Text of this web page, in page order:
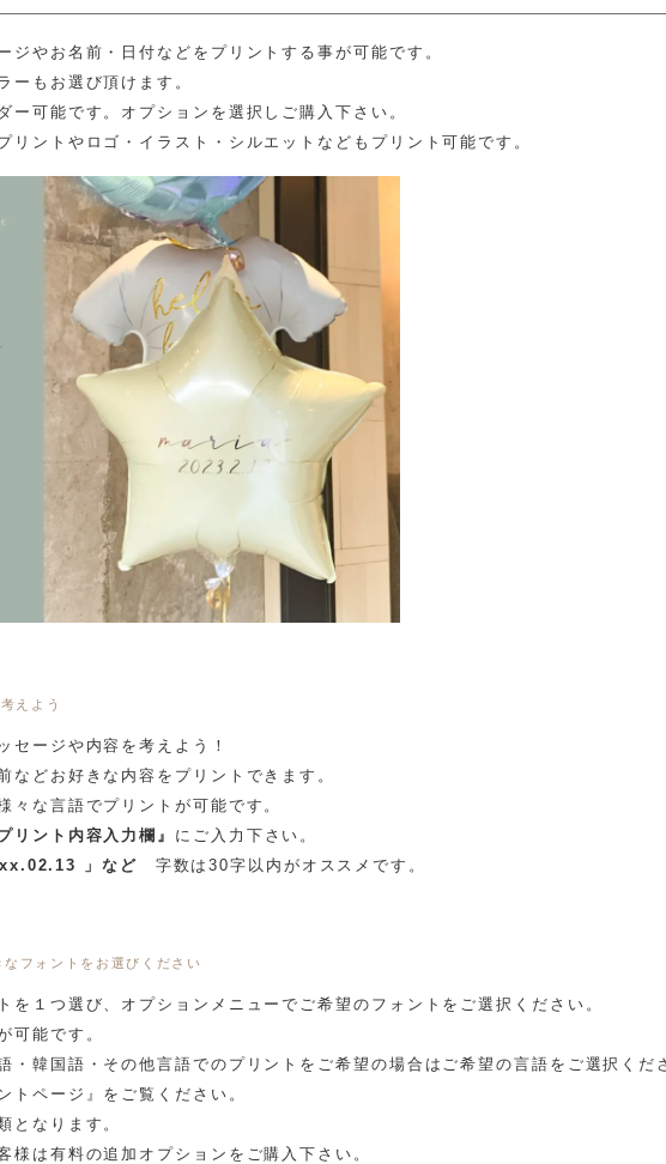
ジやお名前・日付などをプリントする事が可能です。
ーもお選び頂けます。
ー可能です。オプションを選択しご購入下さい。
リントやロゴ・イラスト・シルエットなどもプリント可能です。
えよう
セージや内容を考えよう！
などお好きな内容をプリントできます。
々な言語でプリントが可能です。
プリント内容入力欄』 にご入力下さい。
」など 字数は30字以内がオススメです。
なフォントをお選びください
を１つ選び、オプションメニューでご希望のフォントをご選択ください。
可能です。
・韓国語・その他言語でのプリントをご希望の場合はご希望の言語をご選択くだ
トページ』をご覧ください。
となります。
様は有料の追加オプションをご購入下さい。